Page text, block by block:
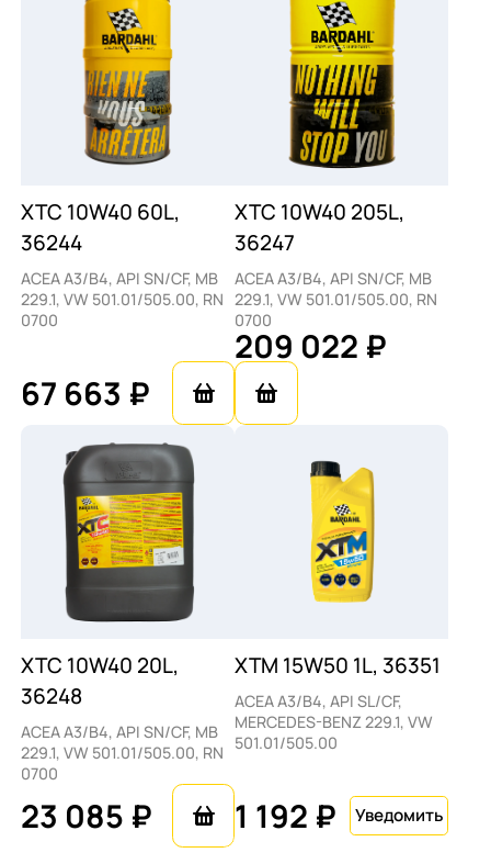
XTC 10W40 60L,
36244
ACEA A3/B4, API SN/CF, MB
229.1, VW 501.01/505.00, RN
0700
67 663 ₽
XTC 10W40 205L,
36247
ACEA A3/B4, API SN/CF, MB
229.1, VW 501.01/505.00, RN
0700
209 022 ₽
XTC 10W40 20L,
36248
ACEA A3/B4, API SN/CF, MB
229.1, VW 501.01/505.00, RN
0700
23 085 ₽
XTM 15W50 1L, 36351
ACEA A3/B4, API SL/CF,
MERCEDES-BENZ 229.1, VW
501.01/505.00
1 192 ₽